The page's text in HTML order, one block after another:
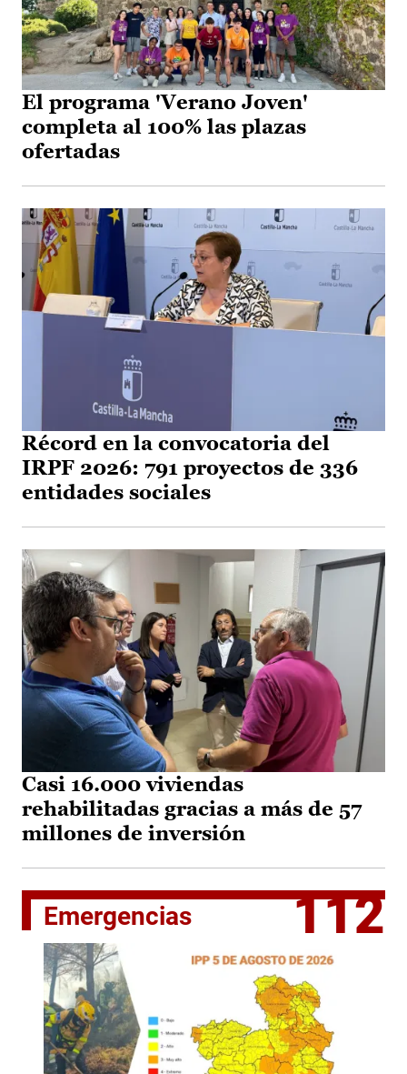
El programa 'Verano Joven'
completa al 100% las plazas
ofertadas
Récord en la convocatoria del
IRPF 2026: 791 proyectos de 336
entidades sociales
Casi 16.000 viviendas
rehabilitadas gracias a más de 57
millones de inversión
Emergencias 112